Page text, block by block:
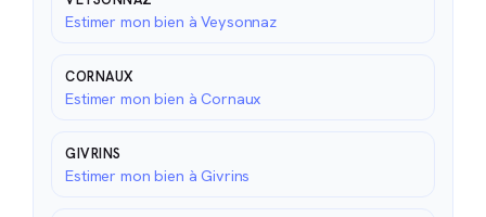
Estimer mon bien à Veysonnaz
CORNAUX
Estimer mon bien à Cornaux
GIVRINS
Estimer mon bien à Givrins